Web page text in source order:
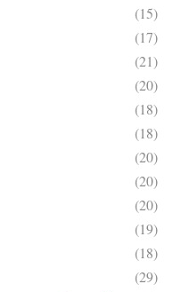
(15)
(17)
(21)
(20)
(18)
(18)
(20)
(20)
(20)
(19)
(18)
(29)